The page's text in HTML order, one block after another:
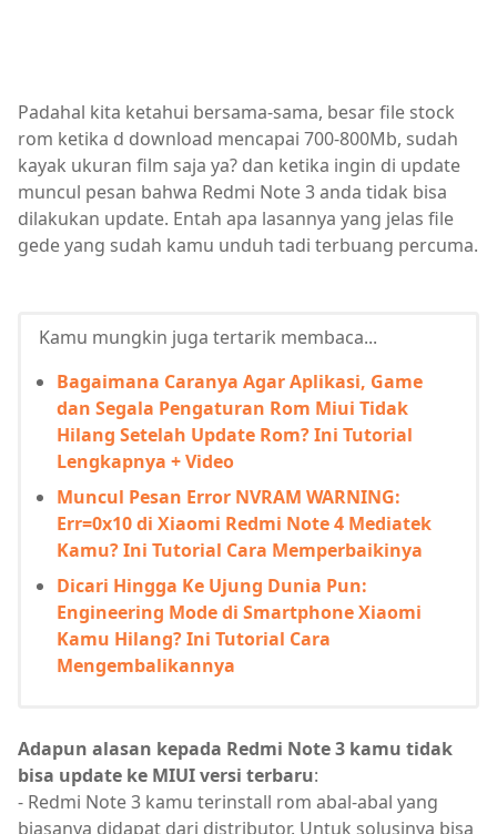
Padahal kita ketahui bersama-sama, besar file stock
rom ketika d download mencapai 700-800Mb, sudah
kayak ukuran film saja ya? dan ketika ingin di update
muncul pesan bahwa Redmi Note 3 anda tidak bisa
dilakukan update. Entah apa lasannya yang jelas file
gede yang sudah kamu unduh tadi terbuang percuma.
Kamu mungkin juga tertarik membaca...
Bagaimana Caranya Agar Aplikasi, Game
dan Segala Pengaturan Rom Miui Tidak
Hilang Setelah Update Rom? Ini Tutorial
Lengkapnya + Video
Muncul Pesan Error NVRAM WARNING:
Err=0x10 di Xiaomi Redmi Note 4 Mediatek
Kamu? Ini Tutorial Cara Memperbaikinya
Dicari Hingga Ke Ujung Dunia Pun:
Engineering Mode di Smartphone Xiaomi
Kamu Hilang? Ini Tutorial Cara
Mengembalikannya
Adapun alasan kepada Redmi Note 3 kamu tidak
bisa update ke MIUI versi terbaru:
- Redmi Note 3 kamu terinstall rom abal-abal yang
biasanya didapat dari distributor. Untuk solusinya bisa